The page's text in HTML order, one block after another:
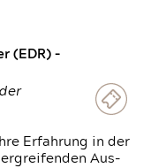
(EDR) –
Erfahrung in der
Aus-